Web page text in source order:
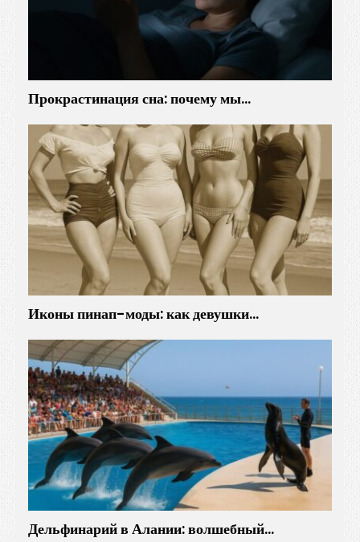
Прокрастинация сна: почему мы…
Иконы пинап-моды: как девушки…
Дельфинарий в Алании: волшебный…